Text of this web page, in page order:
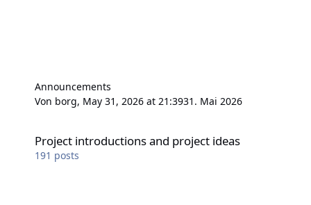
Announcements
Von borg, May 31, 2026 at 21:3931. Mai 2026
Project introductions and project ideas
191 posts